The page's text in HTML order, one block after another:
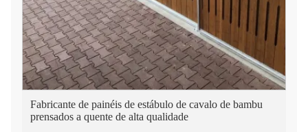
Fabricante de painéis de estábulo de cavalo de bambu
prensados ​​a quente de alta qualidade